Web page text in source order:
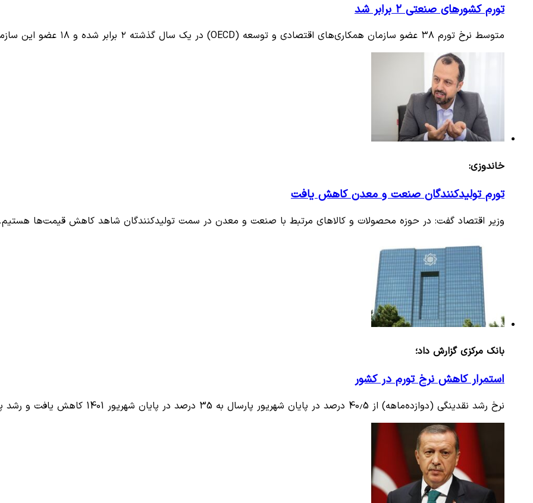
تورم کشورهای صنعتی ۲ برابر شد
متوسط نرخ تورم ۳۸ عضو سازمان همکاری‌های اقتصادی و توسعه (OECD) در یک سال گذشته ۲ برابر شده و ۱۸ عضو این سازمان با تورم…
خاندوزی:
تورم تولیدکنندگان صنعت و معدن کاهش یافت
وزیر اقتصاد گفت: در حوزه محصولات و کالاهای مرتبط با صنعت و معدن در سمت تولیدکنندگان شاهد کاهش قیمت‌ها هستیم.
بانک مرکزی گزارش داد؛
استمرار کاهش نرخ تورم در کشور
نرخ رشد نقدینگی (دوازده‌ماهه) از 40.5 درصد در پایان شهریور پارسال به 35 درصد در پایان شهریور 1401 کاهش یافت و رشد پایه…